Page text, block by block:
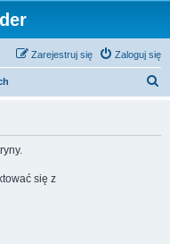
Zaloguj się
Zarejestruj się
się z